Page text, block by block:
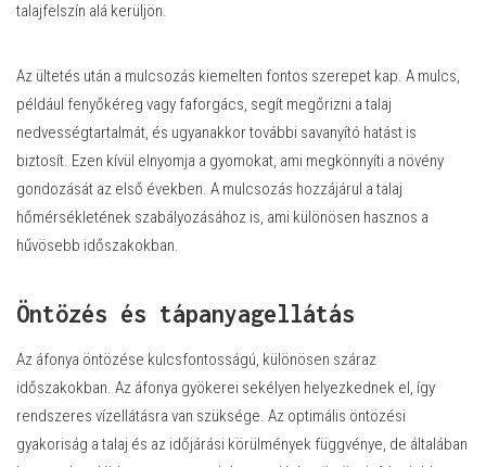
talajfelszín alá kerüljön.
Az ültetés után a mulcsozás kiemelten fontos szerepet kap. A mulcs,
például fenyőkéreg vagy faforgács, segít megőrizni a talaj
nedvességtartalmát, és ugyanakkor további savanyító hatást is
biztosít. Ezen kívül elnyomja a gyomokat, ami megkönnyíti a növény
gondozását az első években. A mulcsozás hozzájárul a talaj
hőmérsékletének szabályozásához is, ami különösen hasznos a
hűvösebb időszakokban.
Öntözés és tápanyagellátás
Az áfonya öntözése kulcsfontosságú, különösen száraz
időszakokban. Az áfonya gyökerei sekélyen helyezkednek el, így
rendszeres vízellátásra van szüksége. Az optimális öntözési
gyakoriság a talaj és az időjárási körülmények függvénye, de általában